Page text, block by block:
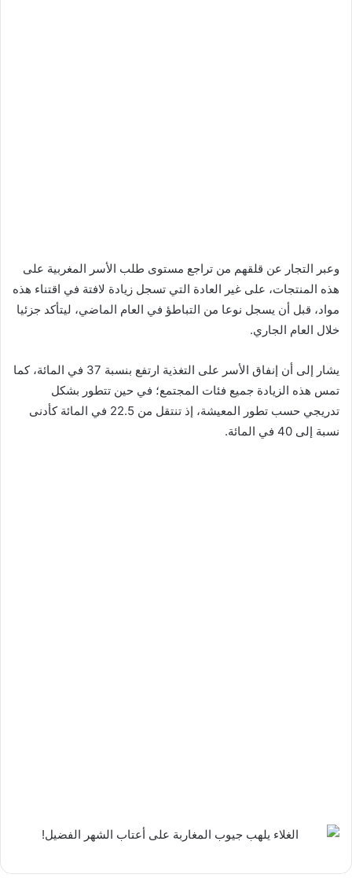
وعبر التجار عن قلقهم من تراجع مستوى طلب الأسر المغربية على
هذه المنتجات، على غير العادة التي تسجل زيادة لافتة في اقتناء هذه
مواد، قبل أن يسجل نوعا من التباطؤ في العام الماضي، ليتأكد جزئيا
خلال العام الجاري.
يشار إلى أن إنفاق الأسر على التغذية ارتفع بنسبة 37 في المائة، كما
تمس هذه الزيادة جميع فئات المجتمع؛ في حين تتطور بشكل
تدريجي حسب تطور المعيشة، إذ تنتقل من 22.5 في المائة كأدنى
نسبة إلى 40 في المائة.